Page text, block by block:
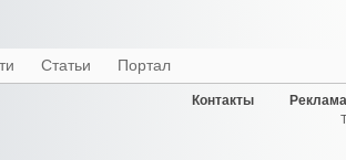
Статьи Портал
Контакты